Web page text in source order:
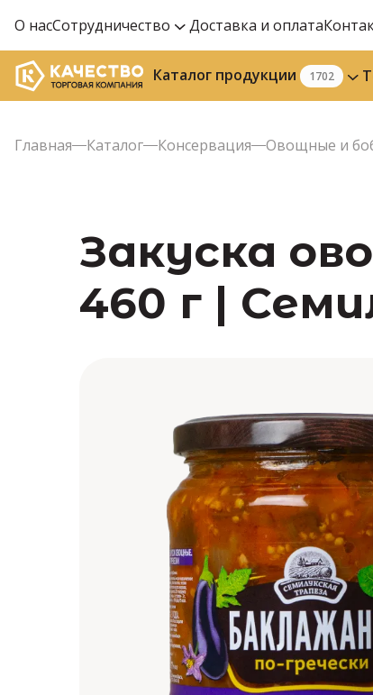
О насСотрудничество Доставка и оплата
Каталог продукции 1702
Главная Каталог Консервация Овощные и
Закуска
460 г |